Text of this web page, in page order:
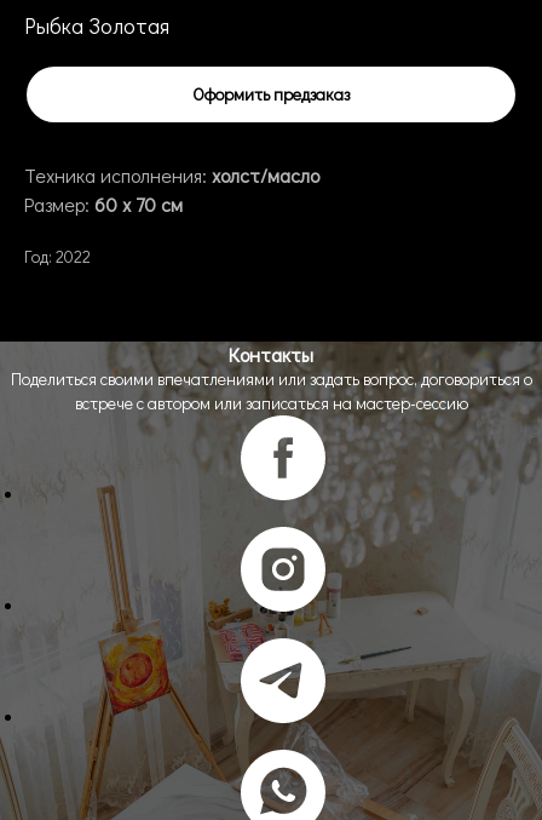
Рыбка Золотая
Оформить предзаказ
Техника исполнения: холст/масло
Размер: 60x 70 см
Год: 2022
Контакты
Поделиться своими впечатлениями или задать вопрос, договориться о
встрече с автором или записаться на мастер-сессию